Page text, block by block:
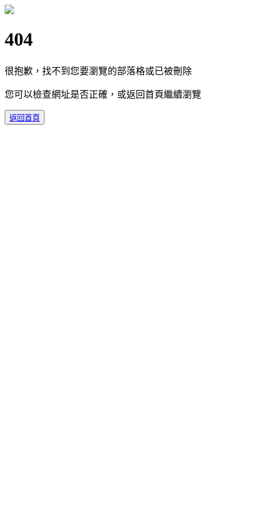
404
很抱歉，找不到您要瀏覽的部落格或已被刪除
您可以檢查網址是否正確，或返回首頁繼續瀏覽
返回首頁